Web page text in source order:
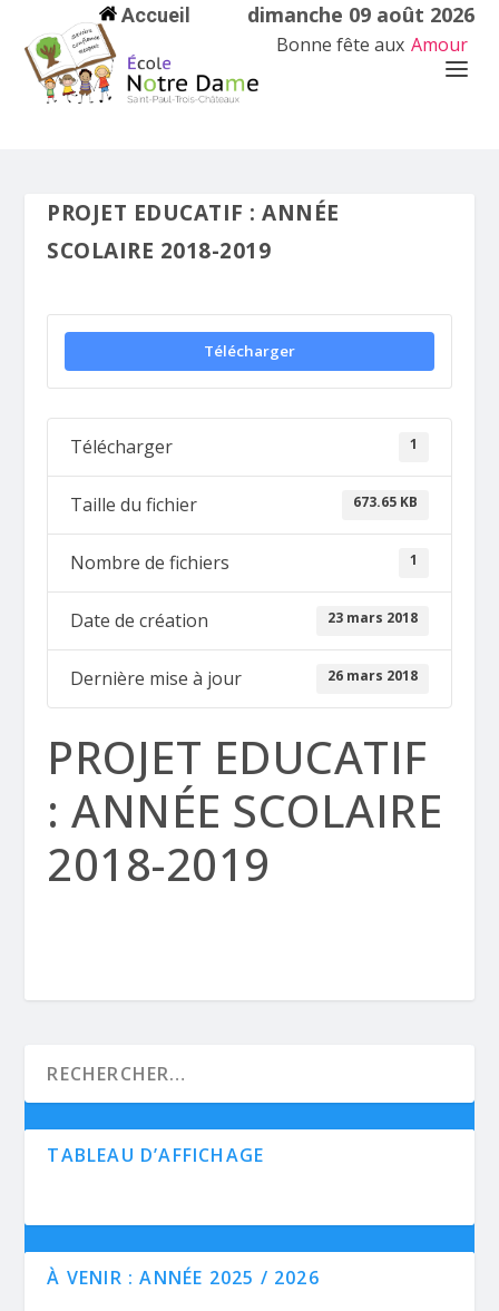
Accueil dimanche 09 août 2026
Bonne fête aux Amour
PROJET EDUCATIF : ANNÉE
SCOLAIRE 2018-2019
Télécharger
Télécharger 1
Taille du fichier 673.65 KB
Nombre de fichiers 1
Date de création 23 mars 2018
Dernière mise à jour 26 mars 2018
PROJET EDUCATIF
: ANNÉE SCOLAIRE
2018-2019
TABLEAU D’AFFICHAGE
À VENIR : ANNÉE 2025 / 2026